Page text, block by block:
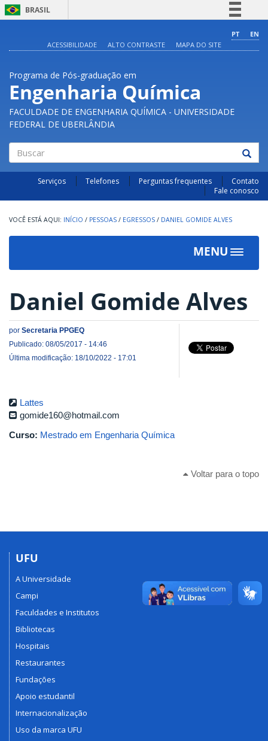
BRASIL
Comunica BR
Acesso à informação
Legislação
PT
EN
ACESSIBILIDADE
ALTO CONTRASTE MAPA DO SITE
Programa de Pós-graduação em
Engenharia Química
FACULDADE DE ENGENHARIA QUÍMICA - UNIVERSIDADE
FEDERAL DE UBERLÂNDIA
Buscar
Serviços Telefones Perguntas frequentes
Contato
Fale conosco
INÍCIO / PESSOAS / EGRESSOS / DANIEL GOMIDE ALVES
MENU
Toggle
Daniel Gomide Alves
por Secretaria PPGEQ
Publicado: 08/05/2017 - 14:46
Última modificação: 18/10/2022 - 17:01
Lattes
gomide160@hotmail.com
Curso: Mestrado em Engenharia Química
Voltar para o topo
UFU
A Universidade
Campi
Faculdades e Institutos
Bibliotecas
Hospitais
Restaurantes
Fundações
Apoio estudantil
Internacionalização
Uso da marca UFU